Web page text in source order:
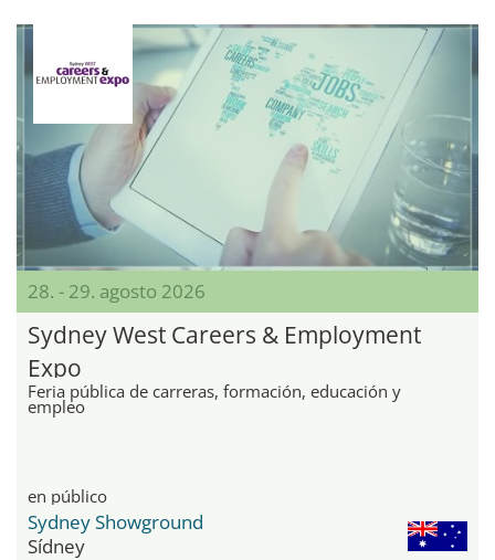
28. - 29. agosto 2026
Sydney West Careers & Employment
Expo
Feria pública de carreras, formación, educación y
empleo
en público
Sydney Showground
Sídney